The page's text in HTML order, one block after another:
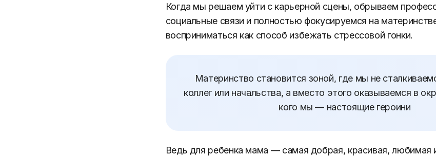
Когда мы решаем уйти с карьерной сцены, обрываем
социальные связи и полностью фокусируемся на
восприниматься как способ избежать стрессовой гонки.
Материнство становится зоной, где мы не
коллег или начальства, а вместо этого оказываемся в
кого мы — настоящие героини
Ведь для ребенка мама — самая добрая, красивая, любимая